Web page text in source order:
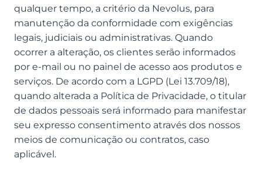
qualquer tempo, a critério da Nevolus, para
manutenção da conformidade com exigências
legais, judiciais ou administrativas. Quando
ocorrer a alteração, os clientes serão informados
por e-mail ou no painel de acesso aos produtos e
serviços. De acordo com a LGPD (Lei 13.709/18),
quando alterada a Política de Privacidade, o titular
de dados pessoais será informado para manifestar
seu expresso consentimento através dos nossos
meios de comunicação ou contratos, caso
aplicável.